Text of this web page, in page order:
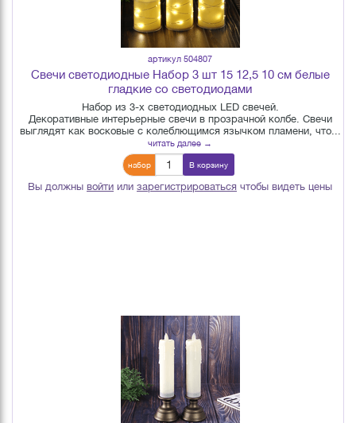
артикул 504807
Свечи светодиодные Набор 3 шт 15 12,5 10 см белые
гладкие со светодиодами
Набор из 3-х светодиодных LED свечей.
Декоративные интерьерные свечи в прозрачной колбе. Свечи
выглядят как восковые с колеблющимся язычком пламени, что...
читать далее →
набор В корзину
Вы должны войти или зарегистрироваться чтобы видеть цены